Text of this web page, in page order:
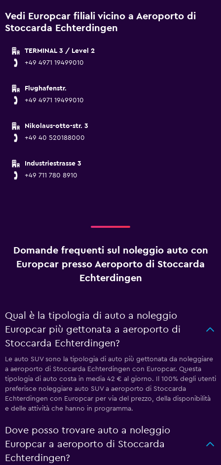
Vedi Europcar filiali vicino a Aeroporto di
Stoccarda Echterdingen
TERMINAL 3 / Level 2
+49 4971 19499010
Flughafenstr.
+49 4971 19499010
Nikolaus-otto-str. 3
+49 40 520188000
Industriestrasse 3
+49 711 780 8910
Domande frequenti sul noleggio auto con
Europcar presso Aeroporto di Stoccarda
Echterdingen
Qual è la tipologia di auto a noleggio
Europcar più gettonata a aeroporto di
Stoccarda Echterdingen?
Le auto SUV sono la tipologia di auto più gettonata da noleggiare
a aeroporto di Stoccarda Echterdingen con Europcar. Questa
tipologia di auto costa in media 42 € al giorno. Il 100% degli utenti
preferisce noleggiare auto SUV a aeroporto di Stoccarda
Echterdingen con Europcar per via del prezzo, della disponibilità
e delle attività che hanno in programma.
Dove posso trovare auto a noleggio
Europcar a aeroporto di Stoccarda
Echterdingen?